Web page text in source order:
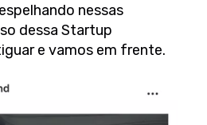
nessas
dessa Startup
e vamos em frente.